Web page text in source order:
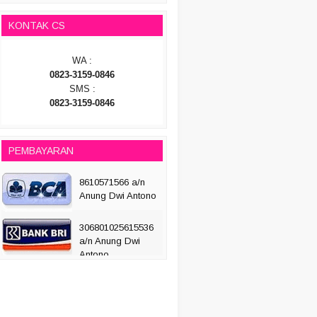
KONTAK CS
WA :
0823-3159-0846
SMS :
0823-3159-0846
PEMBAYARAN
8610571566 a/n
Anung Dwi Antono
306801025615536
a/n Anung Dwi
Antono